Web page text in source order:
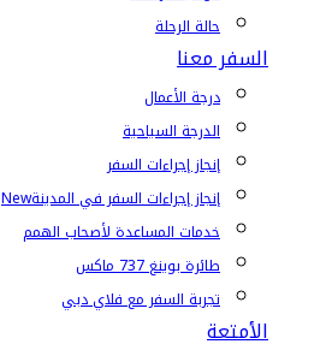
حالة الرحلة
السفر معنا
درجة الأعمال
الدرجة السياحية
إنجاز إجراءات السفر
إنجاز إجراءات السفر في المدينةNew
خدمات المساعدة لأصحاب الهمم
طائرة بوينغ 737 ماكس
تجربة السفر مع فلاي دبي
الأمتعة